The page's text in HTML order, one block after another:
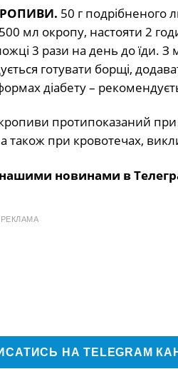
50 г подрібненого
мл окропу, настояти 2
3 рази на день до їди.
готувати борщі,
діабету –
протипоказаний
також при кровотечах,
нашими новинами в
РЕКЛАМА
НА TELEGRAM